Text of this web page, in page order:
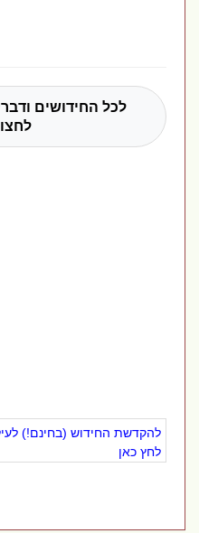
לכל החידושים ודברי
לחצו
להקדשת החידוש (בחינם!)
לחץ כאן